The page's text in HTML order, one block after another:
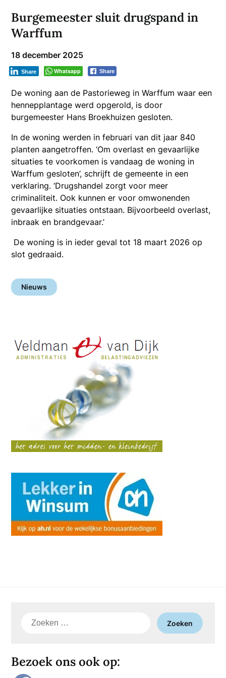
Burgemeester sluit drugspand in
Warffum
18 december 2025
Whatsapp Share
Share
De woning aan de Pastorieweg in Warffum waar een
hennepplantage werd opgerold, is door
burgemeester Hans Broekhuizen gesloten.
In de woning werden in februari van dit jaar 840
planten aangetroffen. ‘Om overlast en gevaarlijke
situaties te voorkomen is vandaag de woning in
Warffum gesloten’, schrijft de gemeente in een
verklaring. ‘Drugshandel zorgt voor meer
criminaliteit. Ook kunnen er voor omwonenden
gevaarlijke situaties ontstaan. Bijvoorbeeld overlast,
inbraak en brandgevaar.’
De woning is in ieder geval tot 18 maart 2026 op
slot gedraaid.
Nieuws
Zoeken
Bezoek ons ook op: